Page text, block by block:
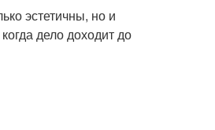
эстетичны, но и
дело доходит до